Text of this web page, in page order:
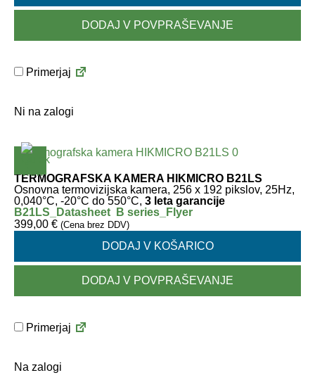
DODAJ V POVPRAŠEVANJE
Primerjaj
Ni na zalogi
TERMOGRAFSKA KAMERA HIKMICRO B21LS
Osnovna termovizijska kamera, 256 x 192 pikslov, 25Hz,
0,040°C, -20°C do 550°C, 3 leta garancije
B21LS_Datasheet
B series_Flyer
399,00 € (Cena brez DDV)
DODAJ V KOŠARICO
DODAJ V POVPRAŠEVANJE
Primerjaj
Na zalogi